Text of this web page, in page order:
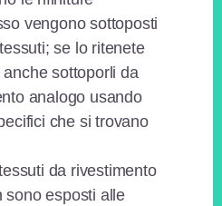
vengono sottoposti
se lo ritenete
sottoporli da
analogo usando
che si trovano
da rivestimento
sono esposti alle